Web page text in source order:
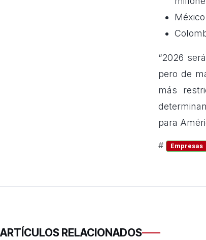
“2026
pero de
más
para
# Empresas
ARTÍCULOS RELACIONADOS